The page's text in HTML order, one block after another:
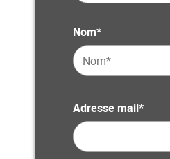
Nom*
Adresse mail*